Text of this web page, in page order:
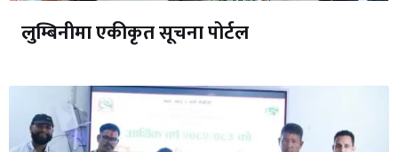
लुम्बिनीमा एकीकृत सूचना पोर्टल